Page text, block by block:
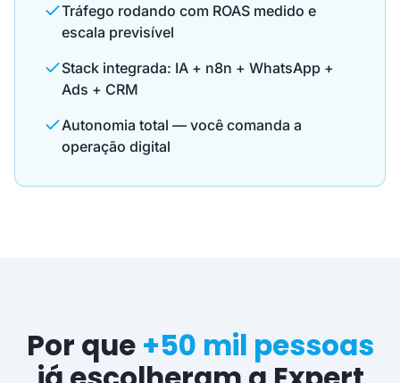
Tráfego rodando com ROAS medido e
escala previsível
Stack integrada: IA + n8n + WhatsApp +
Ads + CRM
Autonomia total — você comanda a
operação digital
Por que +50 mil pessoas